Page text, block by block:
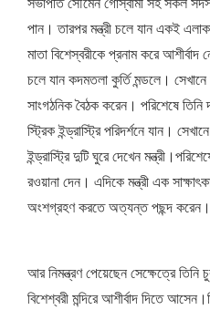
পান। তারপর মন্ত্রী চলে যান একই
মাতা বিশেস্বরীকে প্রনাম করে
চলে যান কদমতলা কুর্তি মন্ডলে। সেখানে
সাংগঠনিক বৈঠক করেন। পরিশেষে
স্ট্রিক ইন্ড্রাস্ট্রি পরিদর্শনে যান।
ইন্ড্রাস্ট্রি দুটি ঘুরে দেখেন
রওয়ানা দেন। এদিকে মন্ত্রী এক
অংশগ্রহণ করতে অত্যন্ত পছন্দ করেন।
আর নিমন্ত্রণ পেয়েছেন সেক্ষেত্রে তিনি
বিশেশ্বরী মন্দিরে আশীর্বাদ দিতে